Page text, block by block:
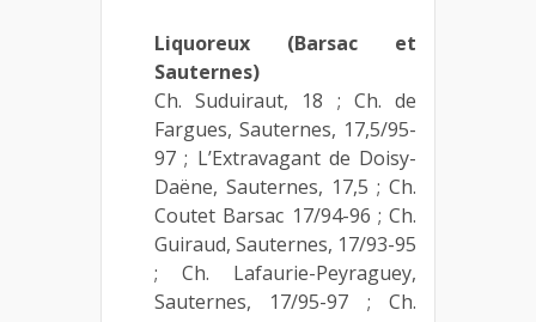
Liquoreux (Barsac et
Sauternes)
Ch. Suduiraut, 18 ; Ch. de
Fargues, Sauternes, 17,5/95-
97 ; L’Extravagant de Doisy-
Daëne, Sauternes, 17,5 ; Ch.
Coutet Barsac 17/94-96 ; Ch.
Guiraud, Sauternes, 17/93-95
; Ch. Lafaurie-Peyraguey,
Sauternes, 17/95-97 ; Ch.